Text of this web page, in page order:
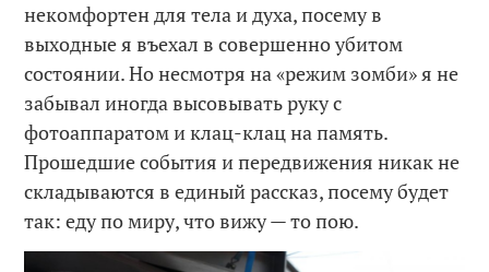
некомфортен для тела и духа, посему в
выходные я въехал в совершенно убитом
состоянии. Но несмотря на «режим зомби» я не
забывал иногда высовывать руку с
фотоаппаратом и клац-клац на память.
Прошедшие события и передвижения никак не
складываются в единый рассказ, посему будет
так: еду по миру, что вижу — то пою.